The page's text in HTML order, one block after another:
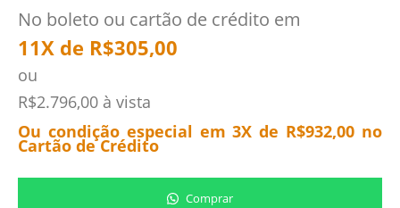
No boleto ou cartão de crédito em
11X de R$305,00
ou
R$2.796,00 à vista
Ou condição especial em 3X de R$932,00 no
Cartão de Crédito
Comprar